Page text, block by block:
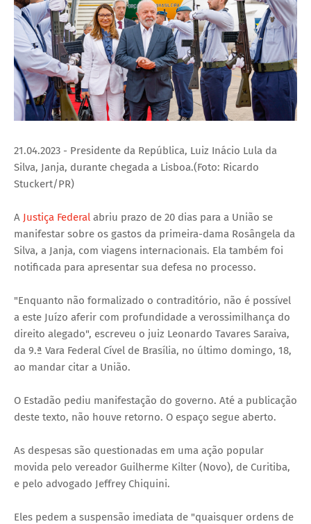
21.04.2023 - Presidente da República, Luiz Inácio Lula da
Silva, Janja, durante chegada a Lisboa.(Foto: Ricardo
Stuckert/PR)
A Justiça Federal abriu prazo de 20 dias para a União se
manifestar sobre os gastos da primeira-dama Rosângela da
Silva, a Janja, com viagens internacionais. Ela também foi
notificada para apresentar sua defesa no processo.
"Enquanto não formalizado o contraditório, não é possível
a este Juízo aferir com profundidade a verossimilhança do
direito alegado", escreveu o juiz Leonardo Tavares Saraiva,
da 9.ª Vara Federal Cível de Brasília, no último domingo, 18,
ao mandar citar a União.
O Estadão pediu manifestação do governo. Até a publicação
deste texto, não houve retorno. O espaço segue aberto.
As despesas são questionadas em uma ação popular
movida pelo vereador Guilherme Kilter (Novo), de Curitiba,
e pelo advogado Jeffrey Chiquini.
Eles pedem a suspensão imediata de "quaisquer ordens de